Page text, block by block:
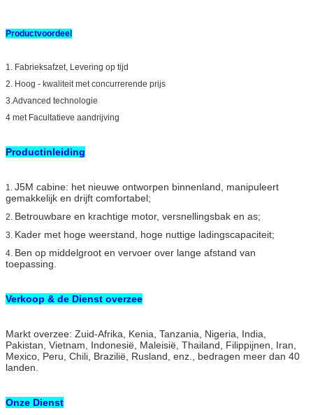
Productvoordeel
1. Fabrieksafzet, Levering op tijd
2. Hoog - kwaliteit met concurrerende prijs
3.Advanced technologie
4 met Facultatieve aandrijving
Productinleiding
1. J5M cabine: het nieuwe ontworpen binnenland, manipuleert
gemakkelijk en drijft comfortabel;
2. Betrouwbare en krachtige motor, versnellingsbak en as;
3. Kader met hoge weerstand, hoge nuttige ladingscapaciteit;
4. Ben op middelgroot en vervoer over lange afstand van
toepassing.
Verkoop & de Dienst overzee
Markt overzee: Zuid-Afrika, Kenia, Tanzania, Nigeria, India,
Pakistan, Vietnam, Indonesië, Maleisië, Thailand, Filippijnen, Iran,
Mexico, Peru, Chili, Brazilië, Rusland, enz., bedragen meer dan 40
landen.
Onze Dienst